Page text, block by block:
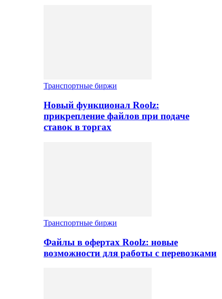
Транспортные биржи
Новый функционал Roolz:
прикрепление файлов при подаче
ставок в торгах
Транспортные биржи
Файлы в офертах Roolz: новые
возможности для работы с перевозками